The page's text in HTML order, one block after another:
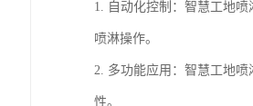
1. 自动化控制：智慧工地
喷淋操作。
2. 多功能应用：智慧工地
性。